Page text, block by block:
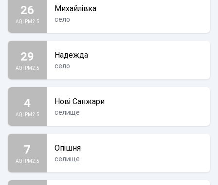
26
AQI PM2.5
Михайлівка
село
29
AQI PM2.5
Надежда
село
4
AQI PM2.5
Нові Санжари
селище
7
AQI PM2.5
Опішня
селище